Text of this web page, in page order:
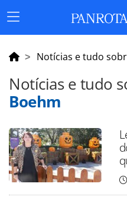
Menu
Principal
Notícias e tudo
Notícias e tudo
Boehm